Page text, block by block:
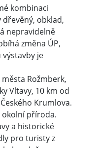
kombinaci
obklad,
nepravidelně
změna ÚP,
je
Rožmberk,
Vltavy, 10 km od
Krumlova.
příroda.
a historické
pro turisty z